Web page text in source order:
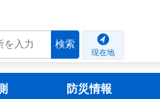
検索
現在地
防災情報